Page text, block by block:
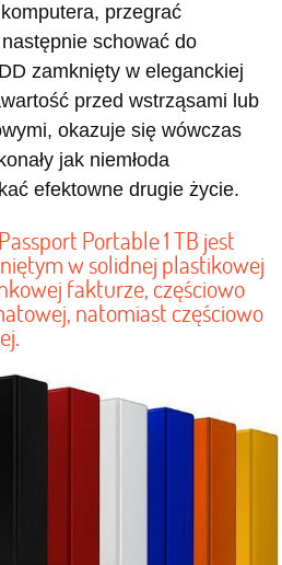
przegrać
schować do
zamknięty w eleganckiej
przed wstrząsami lub
okazuje się wówczas
jak niemłoda
efektowne drugie życie.
Portable 1 TB jest
w solidnej plastikowej
fakturze, częściowo
natomiast częściowo